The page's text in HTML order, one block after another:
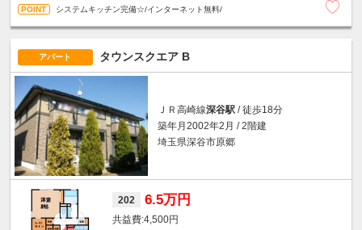
システムキッチン完備☆/インターネット無料/
アパート タウンスクエア B
ＪＲ高崎線深谷駅 / 徒歩18分
築年月2002年2月 / 2階建
埼玉県深谷市原郷
202 6.5万円
4,500円